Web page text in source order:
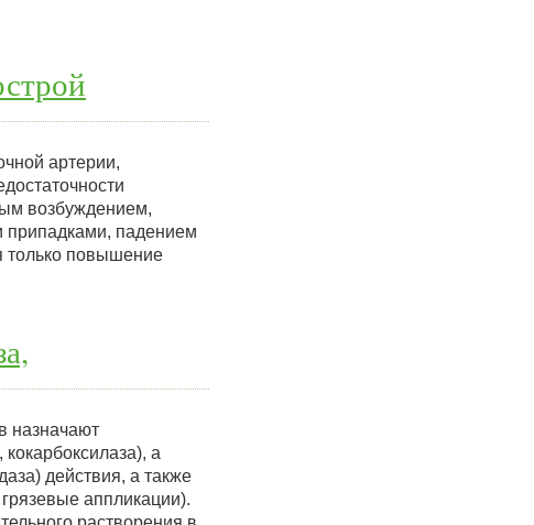
артерии,
возбуждением,
падением
только повышение
назначают
а
действия, а также
аппликации).